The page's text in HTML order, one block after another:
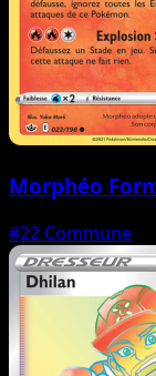
Morphéo
#22 Commune